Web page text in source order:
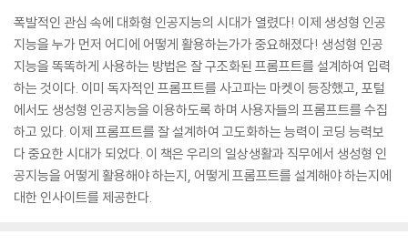
폭발적인 관심 속에 대화형 인공지능의 시대가 열렸다! 이제 생성형 인공
지능을 누가 먼저 어디에 어떻게 활용하는가가 중요해졌다! 생성형 인공
지능을 똑똑하게 사용하는 방법은 잘 구조화된 프롬프트를 설계하여 입력
하는 것이다. 이미 독자적인 프롬프트를 사고파는 마켓이 등장했고, 포털
에서도 생성형 인공지능을 이용하도록 하며 사용자들의 프롬프트를 수집
하고 있다. 이제 프롬프트를 잘 설계하여 고도화하는 능력이 코딩 능력보
다 중요한 시대가 되었다. 이 책은 우리의 일상생활과 직무에서 생성형 인
공지능을 어떻게 활용해야 하는지, 어떻게 프롬프트를 설계해야 하는지에
대한 인사이트를 제공한다.